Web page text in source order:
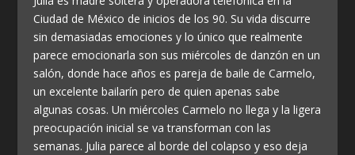
Ciudad de México de inicios de los 90. Su vida discurre
sin demasiadas emociones y lo único que realmente
parece emocionarla son sus miércoles de danzón en un
salón, donde hace años es pareja de baile de Carmelo,
un excelente bailarín pero de quien apenas sabe
algunas cosas. Un miércoles Carmelo no llega y la ligera
preocupación inicial se va transforman con las
semanas. Julia parece al borde del colapso y eso deja